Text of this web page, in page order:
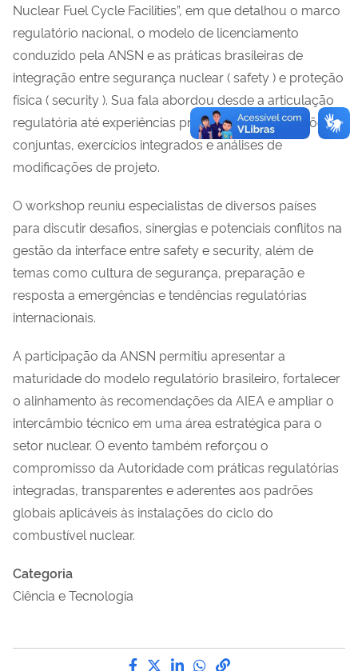
Nuclear Fuel Cycle Facilities”, em que detalhou o marco
regulatório nacional, o modelo de licenciamento
conduzido pela ANSN e as práticas brasileiras de
integração entre segurança nuclear ( safety ) e proteção
física ( security ). Sua fala abordou desde a articulação
regulatória até experiências práticas, como inspeções
conjuntas, exercícios integrados e análises de
modificações de projeto.
O workshop reuniu especialistas de diversos países
para discutir desafios, sinergias e potenciais conflitos na
gestão da interface entre safety e security, além de
temas como cultura de segurança, preparação e
resposta a emergências e tendências regulatórias
internacionais.
A participação da ANSN permitiu apresentar a
maturidade do modelo regulatório brasileiro, fortalecer
o alinhamento às recomendações da AIEA e ampliar o
intercâmbio técnico em uma área estratégica para o
setor nuclear. O evento também reforçou o
compromisso da Autoridade com práticas regulatórias
integradas, transparentes e aderentes aos padrões
globais aplicáveis às instalações do ciclo do
combustível nuclear.
Categoria
Ciência e Tecnologia
Compartilhe por Facebook
Compartilhe por Twitter
Compartilhe por
Compartilhe por
link para Copiar